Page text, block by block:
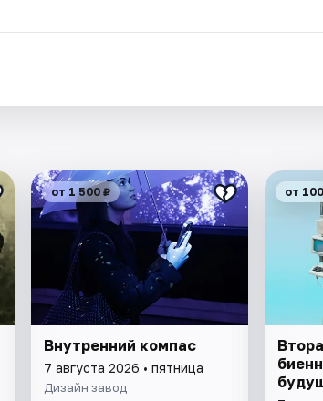
от 1 500 ₽
Внутренний компас
7 августа 2026 • пятница
Дизайн завод
от